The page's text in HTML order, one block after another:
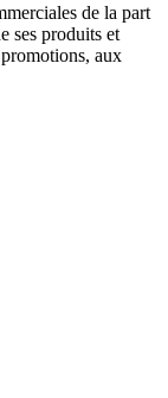
de la part
ses produits et
aux